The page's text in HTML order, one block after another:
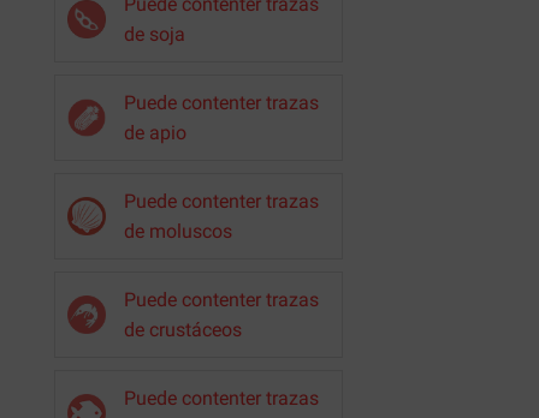
de soja
Puede contenter trazas
de apio
Puede contenter trazas
de moluscos
Puede contenter trazas
de crustáceos
Puede contenter trazas